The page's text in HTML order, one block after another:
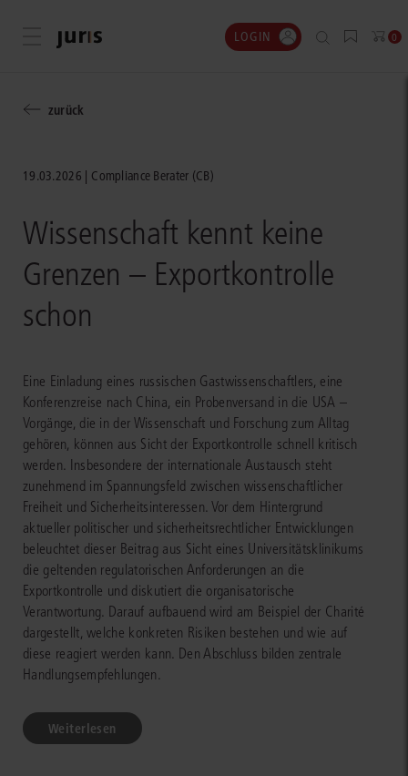
Menü öffnen LOGIN 0
zurück
19.03.2026 Compliance Berater (CB)
Wissenschaft kennt keine
Grenzen – Exportkontrolle
schon
Eine Einladung eines russischen Gastwissenschaftlers, eine
Konferenzreise nach China, ein Probenversand in die USA –
Vorgänge, die in der Wissenschaft und Forschung zum Alltag
gehören, können aus Sicht der Exportkontrolle schnell kritisch
werden. Insbesondere der internationale Austausch steht
zunehmend im Spannungsfeld zwischen wissenschaftlicher
Freiheit und Sicherheitsinteressen. Vor dem Hintergrund
aktueller politischer und sicherheitsrechtlicher Entwicklungen
beleuchtet dieser Beitrag aus Sicht eines Universitätsklinikums
die geltenden regulatorischen Anforderungen an die
Exportkontrolle und diskutiert die organisatorische
Verantwortung. Darauf aufbauend wird am Beispiel der Charité
dargestellt, welche konkreten Risiken bestehen und wie auf
diese reagiert werden kann. Den Abschluss bilden zentrale
Handlungsempfehlungen.
Weiterlesen